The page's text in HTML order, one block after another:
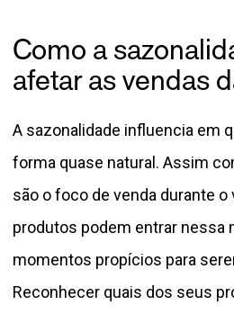
Como a
afetar as vendas
A sazonalidade influencia em
forma quase natural. Assim
são o foco de venda durante o
produtos podem entrar nessa
momentos propícios para
Reconhecer quais dos seus